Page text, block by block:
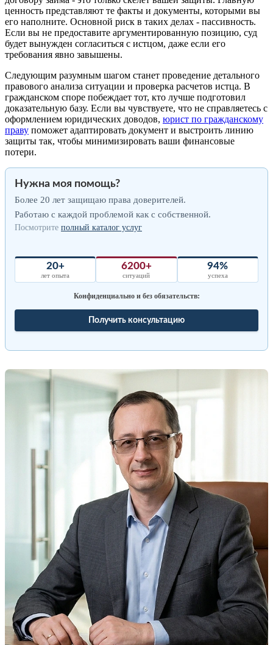
ценность представляют те факты и документы, которыми вы
его наполните. Основной риск в таких делах - пассивность.
Если вы не предоставите аргументированную позицию, суд
будет вынужден согласиться с истцом, даже если его
требования явно завышены.
Следующим разумным шагом станет проведение детального
правового анализа ситуации и проверка расчетов истца. В
гражданском споре побеждает тот, кто лучше подготовил
доказательную базу. Если вы чувствуете, что не справляетесь с
оформлением юридических доводов, юрист по гражданскому
праву поможет адаптировать документ и выстроить линию
защиты так, чтобы минимизировать ваши финансовые
потери.
Нужна моя помощь?
Более 20 лет защищаю права доверителей.
Работаю с каждой проблемой как с собственной.
Посмотрите полный каталог услуг
20+
лет опыта
6200+
ситуаций
94%
успеха
Конфиденциально и без обязательств:
Получить консультацию